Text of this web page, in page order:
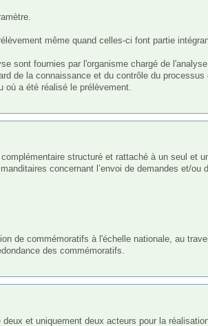
même quand celles-ci font partie
sont fournies par l'organisme chargé de
de la connaissance et du contrôle du
où a été réalisé le prélèvement.
concernant l’envoi de demandes et/
de commémoratifs à l'échelle nationale, au
des commémoratifs.